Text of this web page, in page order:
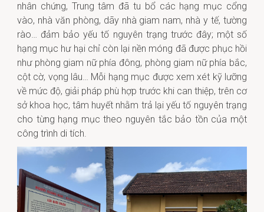
nhân chứng, Trung tâm đã tu bổ các hạng mục cổng
vào, nhà văn phòng, dãy nhà giam nam, nhà y tế, tường
rào… đảm bảo yếu tố nguyên trạng trước đây; một số
hạng mục hư hại chỉ còn lại nền móng đã được phục hồi
như phòng giam nữ phía đông, phòng giam nữ phía bắc,
cột cờ, vọng lâu… Mỗi hạng mục được xem xét kỹ lưỡng
về mức độ, giải pháp phù hợp trước khi can thiệp, trên cơ
sở khoa học, tâm huyết nhằm trả lại yếu tố nguyên trạng
cho từng hạng mục theo nguyên tắc bảo tồn của một
công trình di tích.